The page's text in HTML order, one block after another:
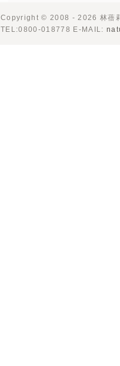
Copyright © 2008 - 2026 林
TEL:0800-018778 E-MAIL: